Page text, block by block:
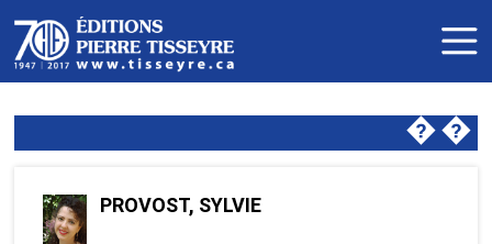
��
PROVOST, SYLVIE